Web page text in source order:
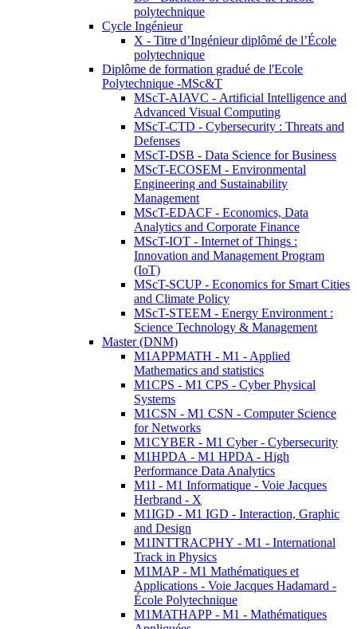
polytechnique
Cycle Ingénieur
X - Titre d’Ingénieur diplômé de l’École
polytechnique
Diplôme de formation gradué de l'Ecole
Polytechnique -MSc&T
MScT-AIAVC - Artificial Intelligence and
Advanced Visual Computing
MScT-CTD - Cybersecurity : Threats and
Defenses
MScT-DSB - Data Science for Business
MScT-ECOSEM - Environmental
Engineering and Sustainability
Management
MScT-EDACF - Economics, Data
Analytics and Corporate Finance
MScT-IOT - Internet of Things :
Innovation and Management Program
(IoT)
MScT-SCUP - Economics for Smart Cities
and Climate Policy
MScT-STEEM - Energy Environment :
Science Technology & Management
Master (DNM)
M1APPMATH - M1 - Applied
Mathematics and statistics
M1CPS - M1 CPS - Cyber Physical
Systems
M1CSN - M1 CSN - Computer Science
for Networks
M1CYBER - M1 Cyber - Cybersecurity
M1HPDA - M1 HPDA - High
Performance Data Analytics
M1I - M1 Informatique - Voie Jacques
Herbrand - X
M1IGD - M1 IGD - Interaction, Graphic
and Design
M1INTTRACPHY - M1 - International
Track in Physics
M1MAP - M1 Mathématiques et
Applications - Voie Jacques Hadamard -
École Polytechnique
M1MATHAPP - M1 - Mathématiques